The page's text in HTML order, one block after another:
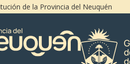
de la Provincia del Neuquén